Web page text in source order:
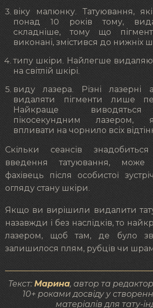
віку малюнку. Татуювання,
понад 10 років тому,
складніше, тому що
виконані, змістився до нижніх
типу шкіри. Найлегше
на світлій шкірі.
виду лазера. Різні лазерні
видаляти пігменти лише
Найкраще виводяться
пікосекундним лазером,
впливати на чорнило всіх
Скільки сеансів
введення татуювання, може
фахівець після особистої
огляду стану шкіри.
Якщо ви вирішили видалити
назавжди і без наслідків, то
лазером, щоб там, де було
залишилося плям, рубців чи
Текст:Марина, автор та
10+ роками досвіду у
матеріалів для тату-